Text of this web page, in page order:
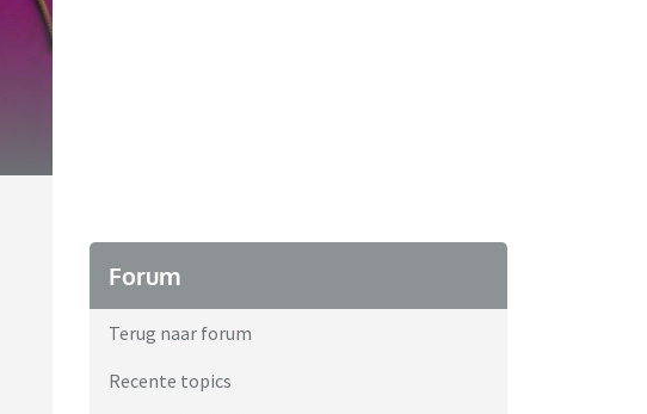
Forum
Terug naar forum
Recente topics